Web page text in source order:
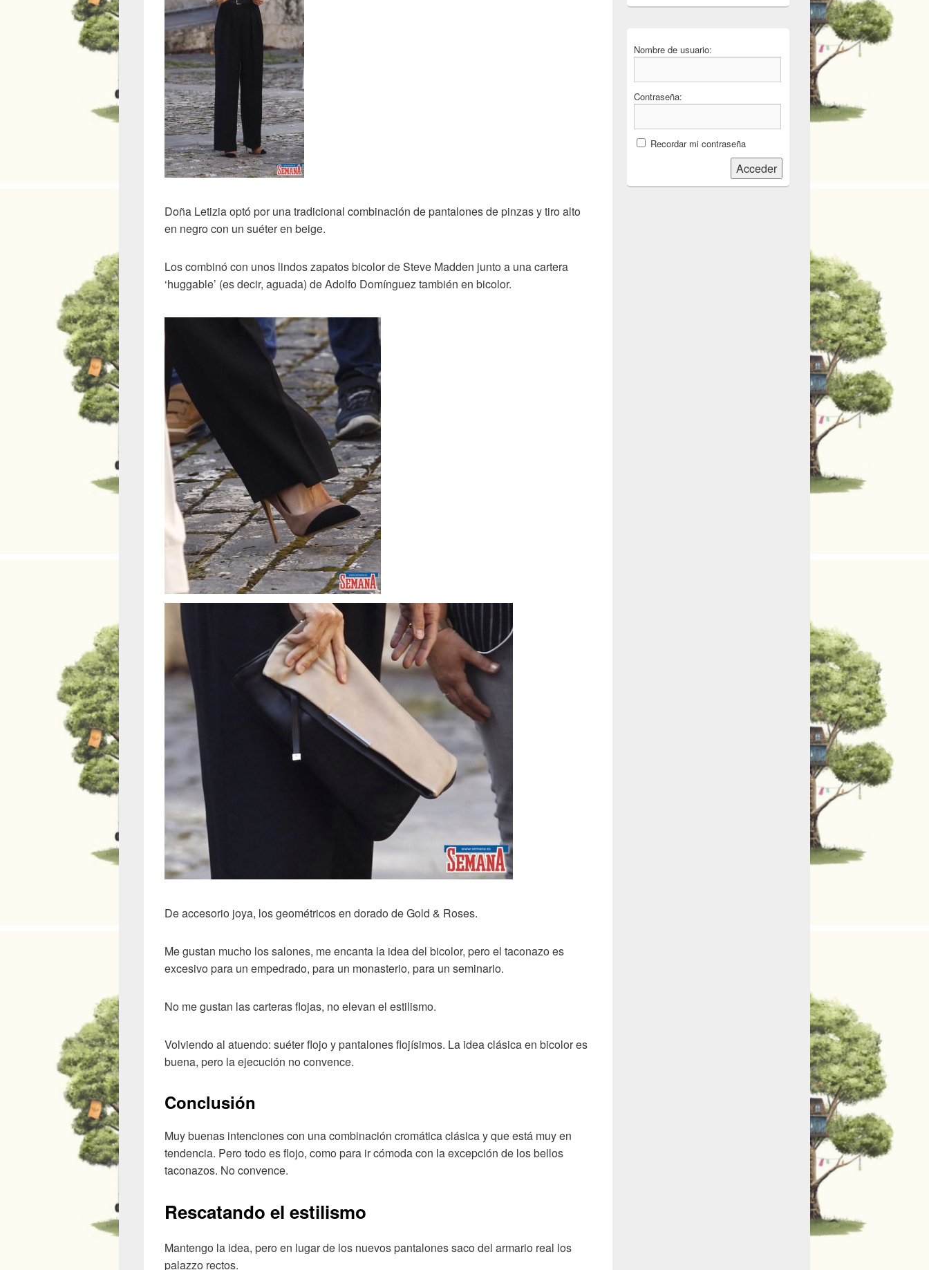
Doña Letizia optó por una tradicional combinación de pantalones de pinzas y tiro alto
en negro con un suéter en beige.
Los combinó con unos lindos zapatos bicolor de Steve Madden junto a una cartera
‘huggable’ (es decir, aguada) de Adolfo Domínguez también en bicolor.
De accesorio joya, los geométricos en dorado de Gold & Roses.
Me gustan mucho los salones, me encanta la idea del bicolor, pero el taconazo es
excesivo para un empedrado, para un monasterio, para un seminario.
No me gustan las carteras flojas, no elevan el estilismo.
Volviendo al atuendo: suéter flojo y pantalones flojísimos. La idea clásica en bicolor es
buena, pero la ejecución no convence.
Conclusión
Muy buenas intenciones con una combinación cromática clásica y que está muy en
tendencia. Pero todo es flojo, como para ir cómoda con la excepción de los bellos
taconazos. No convence.
Rescatando el estilismo
Mantengo la idea, pero en lugar de los nuevos pantalones saco del armario real los
palazzo rectos.
Nombre de usuario:
Contraseña:
Recordar mi contraseña
Acceder